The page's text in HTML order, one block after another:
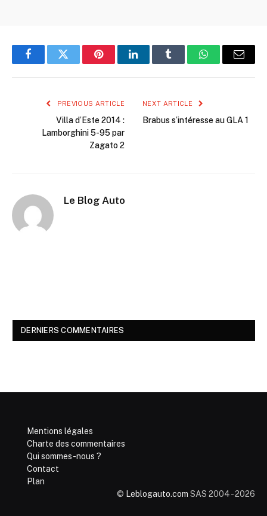
FacebookTwitter PinterestLinkedInTumblr WhatsAppEmail
PREVIOUS ARTICLE
Villa d’Este 2014 :
Lamborghini 5-95 par
Zagato 2
NEXT ARTICLE
Brabus s’intéresse au GLA 1
Le Blog Auto
DERNIERS COMMENTAIRES
Mentions légales
Charte des commentaires
Qui sommes-nous ?
Contact
Plan
© Leblogauto.com SAS 2004 - 2026